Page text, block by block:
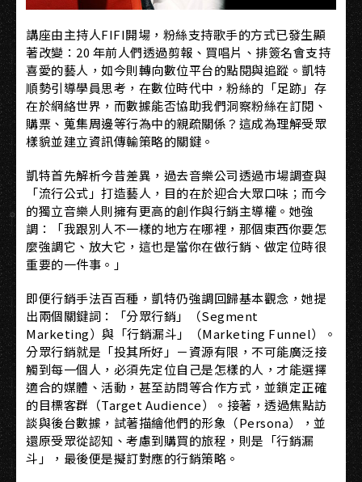
講座由主持人FIFI開場，粉絲支持歌手的方式已發生顯
著改變：20 年前人們透過剪報、買唱片、排簽名會支持
喜愛的藝人，如今則轉向數位平台的點閱與追蹤。凱特
順勢引導學員思考，在數位時代中，粉絲的「足跡」存
在於網絡世界，而數據能否協助我們洞察粉絲在訂閱、
購票、蒐集周邊等行為中的親疏關係？這成為理解受眾
樣貌並建立資訊傳輸策略的關鍵。
凱特首先解析今昔差異，過去音樂公司透過市場調查與
「流行公式」打造藝人，目的在於迎合大眾口味；而今
的獨立音樂人則擁有更高的創作與行銷主導權。她強
調：「我跟別人不一樣的地方在哪裡，那個東西你要怎
麼強調它、放大它，這也是當你在做行銷、做定位時很
重要的一件事。」
即便行銷手法百百種，凱特仍強調回歸基本觀念，她提
出兩個關鍵詞：「分眾行銷」（Segment
Marketing）與「行銷漏斗」（Marketing Funnel）。
分眾行銷就是「投其所好」－資源有限，不可能廣泛接
觸到每一個人，必須先定位自己是怎樣的人，才能選擇
適合的媒體、活動，甚至訪問等合作方式，並鎖定正確
的目標客群（Target Audience）。接著，透過焦點訪
談與後台數據，試著描繪他們的形象（Persona），並
還原受眾從認知、考慮到購買的旅程，則是「行銷漏
斗」，最後便是擬訂對應的行銷策略。